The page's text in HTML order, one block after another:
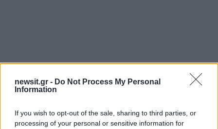
newsit.gr - Do Not Process My Personal
Information
If you wish to opt-out of the sale, sharing to third parties, or
processing of your personal or sensitive information for